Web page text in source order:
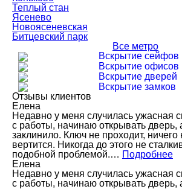
Теплый стан
Ясенево
Новоясеневская
Битцевский парк
Все метро
Вскрытие сейфов
Вскрытие офисов
Вскрытие дверей
Вскрытие замков
Отзывы клиентов
Елена
Недавно у меня случилась ужасная
с работы, начинаю открывать дверь,
заклинило. Ключ не проходит, ничего
вертится. Никогда до этого не
подобной проблемой.… Подробнее
Елена
Недавно у меня случилась ужасная
с работы, начинаю открывать дверь,